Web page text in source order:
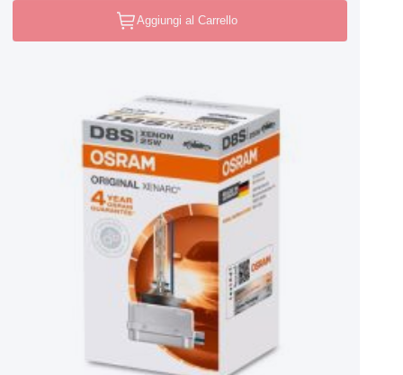
Aggiungi al Carrello